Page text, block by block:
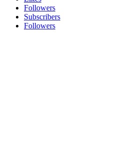
Followers
Subscribers
Followers